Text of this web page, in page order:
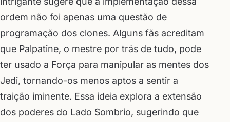
ordem não foi apenas uma questão de
programação dos clones. Alguns fãs acreditam
que Palpatine, o mestre por trás de tudo, pode
ter usado a Força para manipular as mentes dos
Jedi, tornando-os menos aptos a sentir a
traição iminente. Essa ideia explora a extensão
dos poderes do Lado Sombrio, sugerindo que